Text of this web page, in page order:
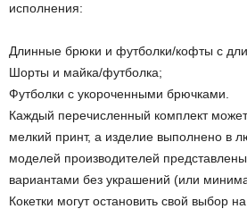
исполнения:
Длинные брюки и футболки/кофты с
Шорты и майка/футболка;
Футболки с укороченными брючками.
Каждый перечисленный комплект
мелкий принт, а изделие выполнено в
моделей производителей
вариантами без украшений (или
Кокетки могут остановить свой выбор